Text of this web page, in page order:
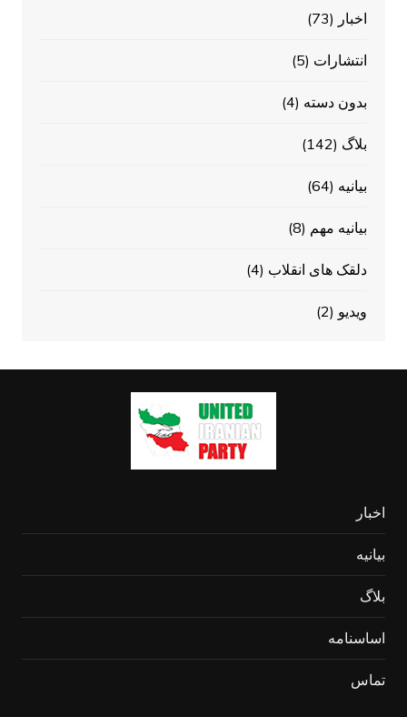
اخبار (73)
انتشارات (5)
بدون دسته (4)
بلاگ (142)
بیانیه (64)
بیانیه مهم (8)
دلقک های انقلاب (4)
ویدیو (2)
اخبار
بیانیه
بلاگ
اساسنامه
تماس